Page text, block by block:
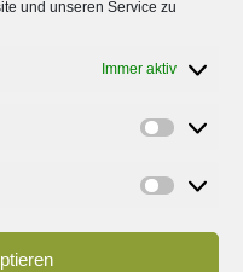
und unseren Service zu
Immer aktiv